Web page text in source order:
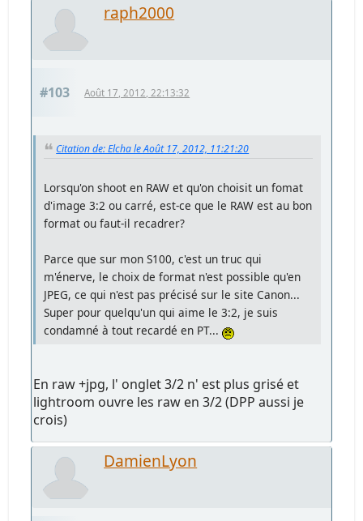
raph2000
#103 Août 17, 2012, 22:13:32
Citation de: Elcha le Août 17, 2012, 11:21:20
Lorsqu'on shoot en RAW et qu'on choisit un fomat
d'image 3:2 ou carré, est-ce que le RAW est au bon
format ou faut-il recadrer?
Parce que sur mon S100, c'est un truc qui
m'énerve, le choix de format n'est possible qu'en
JPEG, ce qui n'est pas précisé sur le site Canon...
Super pour quelqu'un qui aime le 3:2, je suis
condamné à tout recardé en PT...
En raw +jpg, l' onglet 3/2 n' est plus grisé et
lightroom ouvre les raw en 3/2 (DPP aussi je
crois)
DamienLyon